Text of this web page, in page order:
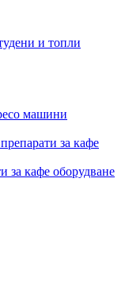
и топли
машини
за кафе
за кафе оборудване